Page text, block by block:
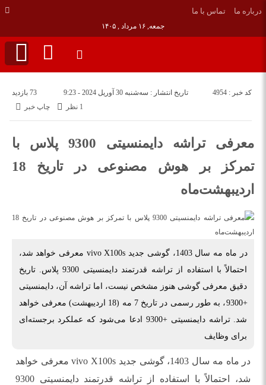
درباره ما تماس با ما
جمعه, ۱۶ مرداد , ۱۴۰۵
تاریخ انتشار : سه‌شنبه 30 آوریل 2024 - 9:23 73 بازدید
کد خبر : 4954
چاپ خبر
1 نظر
معرفی تراشه دایمنسیتی 9300 پلاس با
تمرکز بر هوش مصنوعی در تاریخ 18
اردیبهشت‌ماه
در ماه مه سال 1403، گوشی جدید vivo X100s معرفی خواهد شد،
احتمالاً با استفاده از تراشه قدرتمند دایمنسیتی 9300 پلاس. تاریخ
دقیق معرفی گوشی هنوز مشخص نیست، اما تراشه آن، دایمنسیتی
+9300، به طور رسمی در تاریخ 7 مه (18 اردیبهشت) معرفی خواهد
شد. تراشه دایمنسیتی +9300 ادعا می‌شود که عملکرد برجسته‌ای
برای وظایف
در ماه مه سال 1403، گوشی جدید vivo X100s معرفی خواهد
شد، احتمالاً با استفاده از تراشه قدرتمند دایمنسیتی 9300